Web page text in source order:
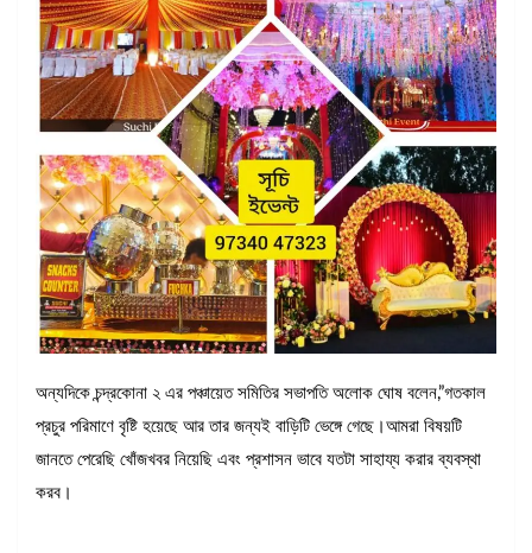
অন্যদিকে চন্দ্রকোনা ২ এর পঞ্চায়েত সমিতির সভাপতি অলোক ঘোষ বলেন,”গতকাল
প্রচুর পরিমাণে বৃষ্টি হয়েছে আর তার জন্যই বাড়িটি ভেঙ্গে গেছে।আমরা বিষয়টি
জানতে পেরেছি খোঁজখবর নিয়েছি এবং প্রশাসন ভাবে যতটা সাহায্য করার ব্যবস্থা
করব।